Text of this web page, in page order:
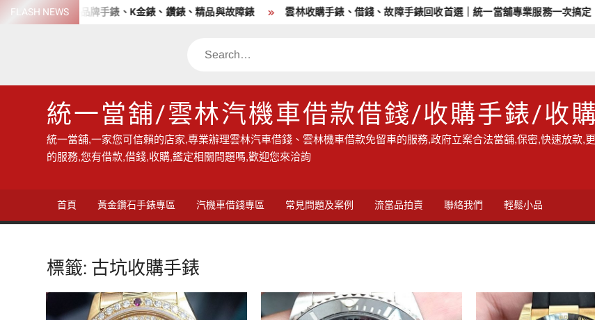
SkipFLASH NEWS
收購各品牌手錶、K金錶、鑽錶、精品與故障錶 雲林收購手錶、借錢、故障手錶回收首選｜統一當舖專業服務一次搞定！
Search
統一當舖/雲林汽機車借款借錢/收購手錶/收
統一當舖,一家您可信賴的店家,專業辦理雲林汽車借錢、雲林機車借款免留車的服務,政府立案合法當舖,保密,快速放款,
的服務,您有借款,借錢,收購,鑑定相關問題嗎,歡迎您來洽詢
首頁 黃金鑽石手錶專區 汽機車借錢專區 常見問題及案例 流當品拍賣 聯絡我們 輕鬆小品
標籤: 古坑收購手錶